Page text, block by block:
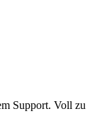
Support. Voll zu